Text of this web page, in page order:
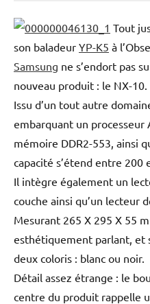
Tout
son baladeur YP-K5 à
Samsung ne s’endort pas
nouveau produit : le NX-10.
Issu d’un tout autre
embarquant un processeur
mémoire DDR2-553, ainsi
capacité s’étend entre 200
Il intègre également un
couche ainsi qu’un lecteur
Mesurant 265 X 295 X 55
esthétiquement parlant, et
deux coloris : blanc ou noir.
Détail assez étrange : le
centre du produit rappelle